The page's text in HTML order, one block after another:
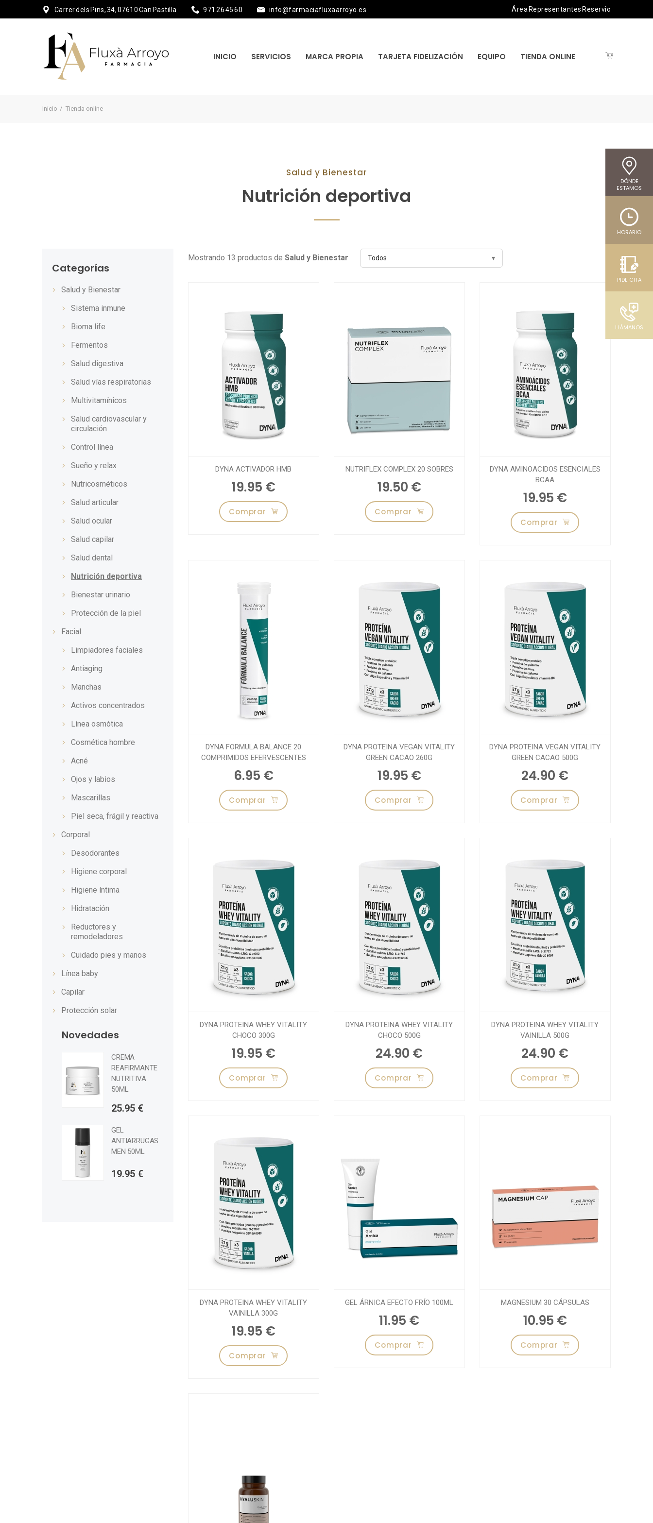
Carrer dels Pins, 34, 07610 Can Pastilla 971 26 45 60 info@farmaciafluxaarroyo.es Área Representantes Reservio
INICIO SERVICIOS MARCA PROPIA TARJETA FIDELIZACIÓN EQUIPO TIENDA ONLINE
Inicio Tienda online
Salud y Bienestar
Nutrición deportiva
DÓNDE
ESTAMOS
HORARIO
PIDE CITA
LLÁMANOS
Categorías
Salud y Bienestar
Sistema inmune
Bioma life
Fermentos
Salud digestiva
Salud vías respiratorias
Multivitamínicos
Salud cardiovascular y
circulación
Control línea
Sueño y relax
Nutricosméticos
Salud articular
Salud ocular
Salud capilar
Salud dental
Nutrición deportiva
Bienestar urinario
Protección de la piel
Facial
Limpiadores faciales
Antiaging
Manchas
Activos concentrados
Línea osmótica
Cosmética hombre
Acné
Ojos y labios
Mascarillas
Piel seca, frágil y reactiva
Corporal
Desodorantes
Higiene corporal
Higiene íntima
Hidratación
Reductores y
remodeladores
Cuidado pies y manos
Línea baby
Capilar
Protección solar
Novedades
CREMA
REAFIRMANTE
NUTRITIVA
50ML
25.95 €
GEL
ANTIARRUGAS
MEN 50ML
19.95 €
Mostrando 13 productos de Salud y Bienestar
DYNA ACTIVADOR HMB
19.95 €
Comprar
NUTRIFLEX COMPLEX 20 SOBRES
19.50 €
Comprar
DYNA AMINOACIDOS ESENCIALES
BCAA
19.95 €
Comprar
DYNA FORMULA BALANCE 20
COMPRIMIDOS EFERVESCENTES
6.95 €
Comprar
DYNA PROTEINA VEGAN VITALITY
GREEN CACAO 260G
19.95 €
Comprar
DYNA PROTEINA VEGAN VITALITY
GREEN CACAO 500G
24.90 €
Comprar
DYNA PROTEINA WHEY VITALITY
CHOCO 300G
19.95 €
Comprar
DYNA PROTEINA WHEY VITALITY
CHOCO 500G
24.90 €
Comprar
DYNA PROTEINA WHEY VITALITY
VAINILLA 500G
24.90 €
Comprar
DYNA PROTEINA WHEY VITALITY
VAINILLA 300G
19.95 €
Comprar
GEL ÁRNICA EFECTO FRÍO 100ML
11.95 €
Comprar
MAGNESIUM 30 CÁPSULAS
10.95 €
Comprar